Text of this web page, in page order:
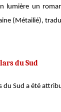
lumière un
(Métailié),
du Sud
Sud a été